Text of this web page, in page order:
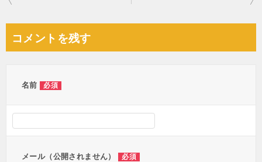
ビ
コメントを残す
名前 必須
メール（公開されません） 必須